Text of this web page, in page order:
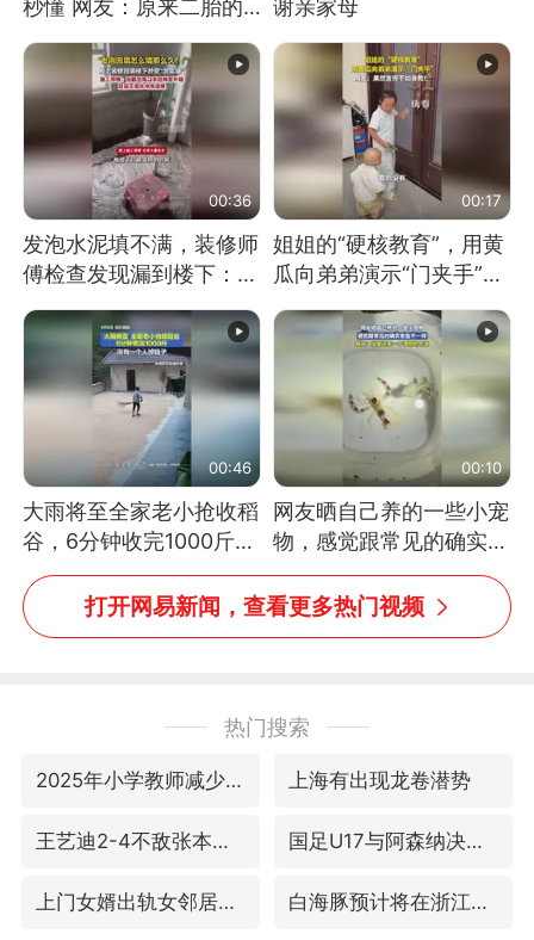
秒懂 网友：原来二胎的
谢亲家母
00:36
发泡水泥填不满，装修师
傅检查发现漏到楼下：出
00:17
姐姐的“硬核教育”，用黄
瓜向弟弟演示“门夹手”，
教！
00:46
大雨将至全家老小抢收稻
谷，6分钟收完1000斤，
没有一个人掉链子
00:10
网友晒自己养的一些小宠
物，感觉跟常见的确实有
些不一样
打开网易新闻，查看更多热门视频
热门搜索
2025年小学教师减少13.19万 上海有出现龙卷潜势
王艺迪2-4不敌张本美和止步4强 国足U17与阿森纳决赛取消 并列冠军
上门女婿出轨女邻居多年被判重婚罪 白海豚预计将在浙江苍南到三门一带登陆